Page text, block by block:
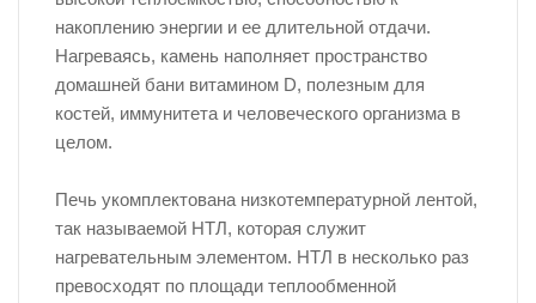
накоплению энергии и ее длительной отдачи.
Нагреваясь, камень наполняет пространство
домашней бани витамином D, полезным для
костей, иммунитета и человеческого организма в
целом.
Печь укомплектована низкотемпературной лентой,
так называемой НТЛ, которая служит
нагревательным элементом. НТЛ в несколько раз
превосходят по площади теплообменной